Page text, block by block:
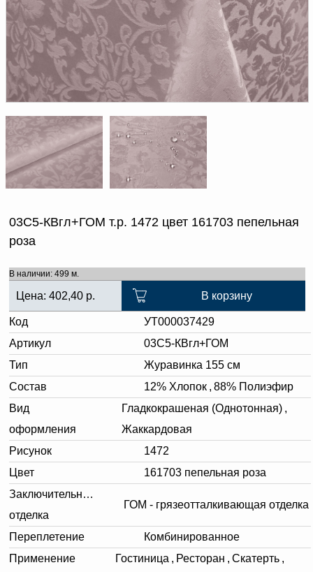
Написать нам
Доверенность на
получение груза
Документы по работе с
персональными данными
Письмо руководителю
Вопросы и ответы
Новости | Статьи
03С5-КВгл+ГОМ т.р. 1472 цвет 161703 пепельная
роза
В наличии: 499 м.
Цена: 402,40 р. В корзину
Код
УТ000037429
Артикул
03С5-КВгл+ГОМ
Тип
Журавинка 155 см
Состав
12% Хлопок , 88% Полиэфир
Вид
оформления
Гладкокрашеная (Однотонная) ,
Жаккардовая
Рисунок
1472
Цвет
161703 пепельная роза
Заключительная
отделка
ГОМ - грязеотталкивающая отделка
Переплетение
Комбинированное
Применение
Гостиница , Ресторан , Скатерть ,
Добавить